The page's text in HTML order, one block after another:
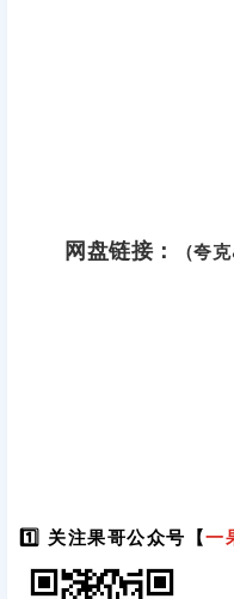
网盘链接： （夸
1️⃣ 关注果哥公众号【一